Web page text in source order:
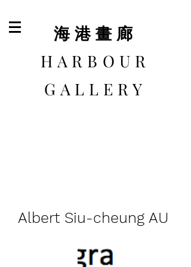
​海港畫廊
HARBOUR
GALLERY
Albert Siu-cheung AU